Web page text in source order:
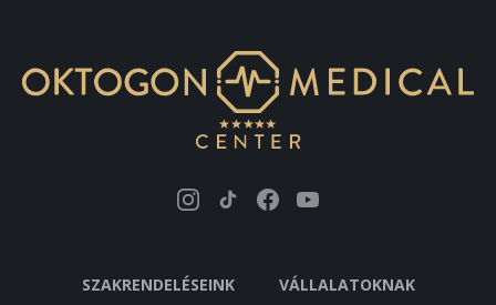
SZAKRENDELÉSEINK VÁLLALATOKNAK